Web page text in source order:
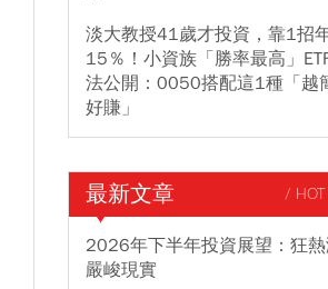
淡大教授41歲才投資，靠1招
15％！小資族「勝率最高」
法公開：0050搭配這1種「越
好賺」
最新文章 /
2026年下半年投資展望：狂
嚴峻現實